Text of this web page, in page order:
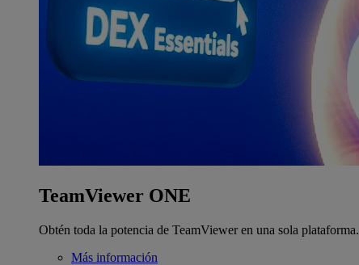
TeamViewer ONE
Obtén toda la potencia de TeamViewer en una sola plataforma.
Más información